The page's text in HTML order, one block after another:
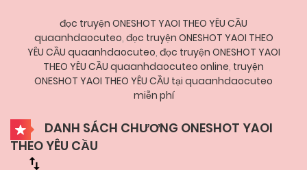
đọc truyện ONESHOT YAOI THEO YÊU CẦU
quaanhdaocuteo, đọc truyện ONESHOT YAOI THEO
YÊU CẦU quaanhdaocuteo, đọc truyện ONESHOT YAOI
THEO YÊU CẦU quaanhdaocuteo online, truyện
ONESHOT YAOI THEO YÊU CẦU tại quaanhdaocuteo
miễn phí
DANH SÁCH CHƯƠNG ONESHOT YAOI
THEO YÊU CẦU